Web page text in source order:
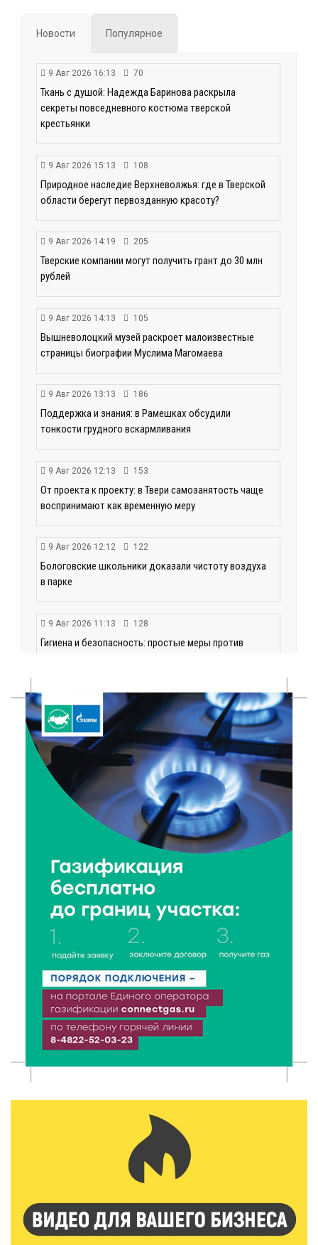
Новости Популярное
9 Авг 2026 16:13 70
Ткань с душой: Надежда Баринова раскрыла
секреты повседневного костюма тверской
крестьянки
9 Авг 2026 15:13 108
Природное наследие Верхневолжья: где в Тверской
области берегут первозданную красоту?
9 Авг 2026 14:19 205
Тверские компании могут получить грант до 30 млн
рублей
9 Авг 2026 14:13 105
Вышневолоцкий музей раскроет малоизвестные
страницы биографии Муслима Магомаева
9 Авг 2026 13:13 186
Поддержка и знания: в Рамешках обсудили
тонкости грудного вскармливания
9 Авг 2026 12:13 153
От проекта к проекту: в Твери самозанятость чаще
воспринимают как временную меру
9 Авг 2026 12:12 122
Бологовские школьники доказали чистоту воздуха
в парке
9 Авг 2026 11:13 128
Гигиена и безопасность: простые меры против
598
Тверские пенсионеры скажут «спасибо» интернету
9 Авг 2026 09:19 144
Виталий Королев поблагодарил волонтёров-
медиков за их добрые сердца
366
В Твери росгвардейцы отметили День
физкультурника турниром по настольному теннису
8 Авг 2026 19:37 430
Когда тренироваться в жару: тренер дал чёткие
рекомендации по безопасным занятиям на улице
8 Авг 2026 18:37 361
Дороги становятся лучше: в Калининском округе
продолжается масштабный ремонт
8 Авг 2026 17:37 679
вакцинация новорождённых
624
Виталий Королев поздравил ветерана из Твери со
8 Авг 2026 16:37 426
20 гектаров под борщевиком: в Вышневолоцком